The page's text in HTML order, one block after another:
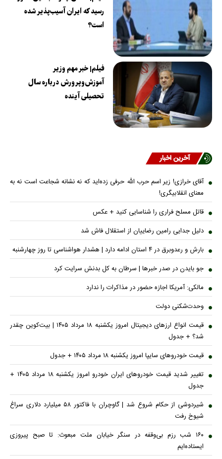
رسید که ایران آسیب‌پذیر شده
است؟
فیلم| خبر مهم وزیر
آموزش‌وپرورش درباره سال
تحصیلی آینده
آخرین اخبار
آقای خرازی! زیر اسم حرب الله حرفی زده‌اید که نه نشانه شجاعت است نه به
معنای انقلابیگری!
قاتل مسلح فراری را شناسایی کنید + عکس
دلیل جدایی رامین رضاییان از استقلال فاش شد
بارش و رعدوبرق در ۴ استان ادامه دارد | هشدار هواشناسی تا روز چهارشنبه
جو بایدن در صدر خبر‌ها | سرطان به کل بدنش سرایت کرد
مالکی: آمریکا اجازه حضور در مذاکرات را ندارد
وحدت‌شکنی دولت
قیمت انواع ارز‌های دیجیتال امروز یکشنبه ۱۸ مرداد ۱۴۰۵ | بیت‌کوین چقدر
شد؟ + جدول
قیمت خودرو‌های سایپا امروز یکشنبه ۱۸ مرداد ۱۴۰۵ + جدول
تغییر شدید قیمت خودرو‌های ایران خودرو امروز یکشنبه ۱۸ مرداد ۱۴۰۵ +
جدول
شیردوشی از حکام شروع شد | گاوچران با فاکتور ۵۸ میلیارد دلاری سراغ
شیوخ رفت
۱۶۰ شب رزم بی‌وقفه در سنگر خیابان ملت مبعوث: تا صبح پیروزی
ایستاده‌ایم